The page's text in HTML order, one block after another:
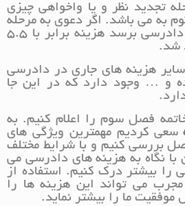
تجدید نظر و یا واخواهی چیزی
محکوم به می باشد. اگر دعوی به مرحله
فرجام خواهی یا اعاده دادرسی برسد هزینه برابر با 5.5
شد.
سایر هزینه های جاری در دادرسی
و … وجود دارد که در این جا
فصل سوم را اعلام کنیم. به
سعی کردیم مهمترین ویژگی های
بررسی کنیم و با شرایط مختلف
نگاه به هزینه های دادرسی می
را بیشتر درک کنیم. استفاده از
می تواند این هزینه ها را
موفقیت ما را بیشتر نماید.